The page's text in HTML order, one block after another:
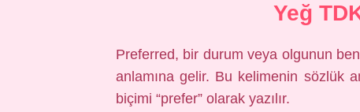
Yeğ
Preferred, bir durum veya olgunun
anlamına gelir. Bu kelimenin sözlük
biçimi “prefer” olarak yazılır.